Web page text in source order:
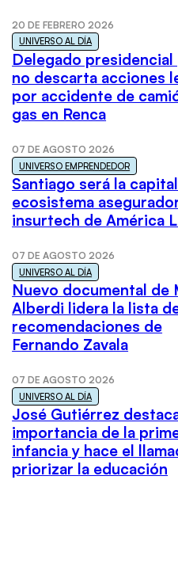
20 DE FEBRERO 2026
UNIVERSO AL DÍA
Delegado presidencial
no descarta acciones
por accidente de
gas en Renca
07 DE AGOSTO 2026
UNIVERSO EMPRENDEDOR
Santiago será la
ecosistema
insurtech de América
07 DE AGOSTO 2026
UNIVERSO AL DÍA
Nuevo documental de
Alberdi lidera la lista
recomendaciones de
Fernando Zavala
07 DE AGOSTO 2026
UNIVERSO AL DÍA
José Gutiérrez
importancia de la
infancia y hace el
priorizar la educación